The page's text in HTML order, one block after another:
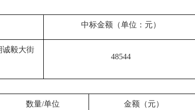
中标金额（单位：元）
诚毅大街
48544
数量/单位 金额（元）